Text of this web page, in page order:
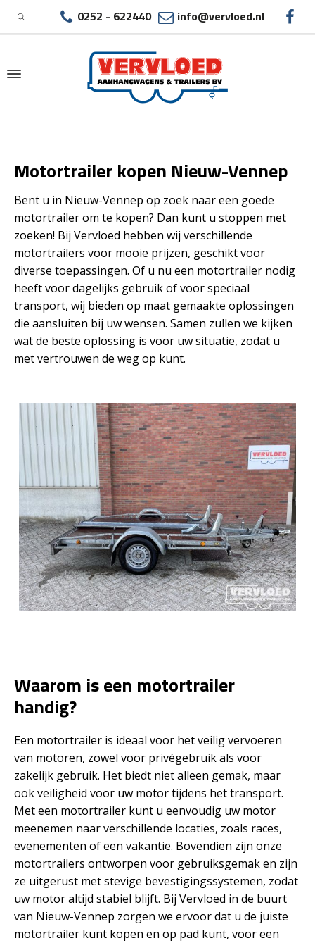
0252 - 622440 info@vervloed.nl
MOTORTRAILER KOPEN NIEUW-VENNEP
Motortrailer kopen Nieuw-Vennep
Bent u in Nieuw-Vennep op zoek naar een goede
motortrailer om te kopen? Dan kunt u stoppen met
zoeken! Bij Vervloed hebben wij verschillende
motortrailers voor mooie prijzen, geschikt voor
diverse toepassingen. Of u nu een motortrailer nodig
heeft voor dagelijks gebruik of voor speciaal
transport, wij bieden op maat gemaakte oplossingen
die aansluiten bij uw wensen. Samen zullen we kijken
wat de beste oplossing is voor uw situatie, zodat u
met vertrouwen de weg op kunt.
Waarom is een motortrailer
handig?
Een motortrailer is ideaal voor het veilig vervoeren
van motoren, zowel voor privégebruik als voor
zakelijk gebruik. Het biedt niet alleen gemak, maar
ook veiligheid voor uw motor tijdens het transport.
Met een motortrailer kunt u eenvoudig uw motor
meenemen naar verschillende locaties, zoals races,
evenementen of een vakantie. Bovendien zijn onze
motortrailers ontworpen voor gebruiksgemak en zijn
ze uitgerust met stevige bevestigingssystemen, zodat
uw motor altijd stabiel blijft. Bij Vervloed in de buurt
van Nieuw-Vennep zorgen we ervoor dat u de juiste
motortrailer kunt kopen en op pad kunt, voor een